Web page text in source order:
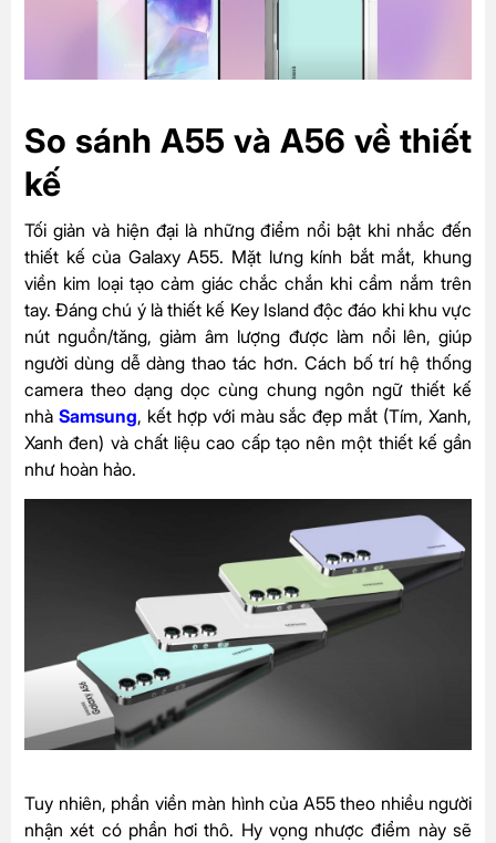
So sánh A55 và A56 về thiết
kế
Tối giản và hiện đại là những điểm nổi bật khi nhắc đến
thiết kế của Galaxy A55. Mặt lưng kính bắt mắt, khung
viền kim loại tạo cảm giác chắc chắn khi cầm nắm trên
tay. Đáng chú ý là thiết kế Key Island độc đáo khi khu vực
nút nguồn/tăng, giảm âm lượng được làm nổi lên, giúp
người dùng dễ dàng thao tác hơn. Cách bố trí hệ thống
camera theo dạng dọc cùng chung ngôn ngữ thiết kế
nhà Samsung, kết hợp với màu sắc đẹp mắt (Tím, Xanh,
Xanh đen) và chất liệu cao cấp tạo nên một thiết kế gần
như hoàn hảo.
Tuy nhiên, phần viền màn hình của A55 theo nhiều người
nhận xét có phần hơi thô. Hy vọng nhược điểm này sẽ